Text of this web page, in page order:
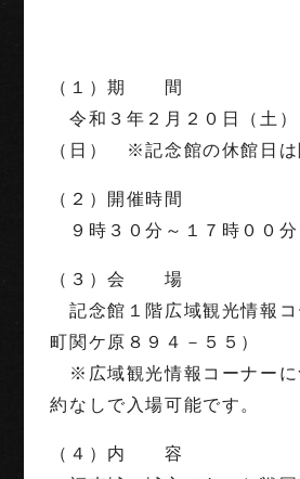
（１）期 間
令和３年２月２０日（土）
（日） ※記念館の休館日は
（２）開催時間
９時３０分～１７時００分
（３）会 場
記念館１階広域観光情報コ
町関ケ原８９４－５５）
※広域観光情報コーナーに
約なしで入場可能です。
（４）内 容